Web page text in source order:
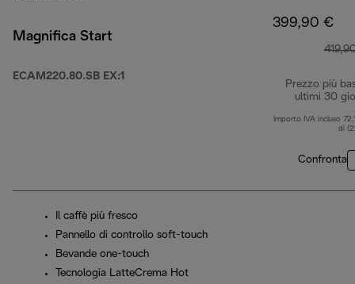
Magnifica Start
ECAM220.80.SB EX:1
399,90 €
Prezzo più
ultimi 30
Importo IVA incluso
di
Confronta
Il caffè più fresco
Pannello di controllo soft-touch
Bevande one-touch
Tecnologia LatteCrema Hot